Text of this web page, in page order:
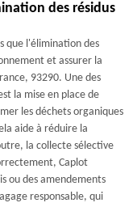
des résidus
que l'élimination des
et assurer la
93290. Une des
la mise en place de
les déchets organiques
aide à réduire la
la collecte sélective
Caplot
ou des amendements
responsable, qui